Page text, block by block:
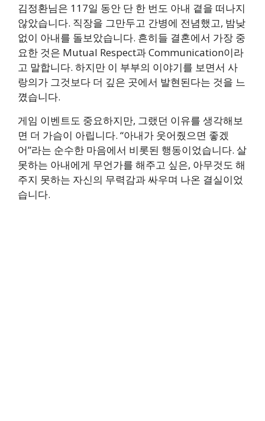
김정환님은 117일 동안 단 한 번도 아내 곁을 떠나지
않았습니다. 직장을 그만두고 간병에 전념했고, 밤낮
없이 아내를 돌보았습니다. 흔히들 결혼에서 가장 중
요한 것은 Mutual Respect과 Communication이라
고 말합니다. 하지만 이 부부의 이야기를 보면서 사
랑의가 그것보다 더 깊은 곳에서 발현된다는 것을 느
꼈습니다.
게임 이벤트도 중요하지만, 그랬던 이유를 생각해보
면 더 가슴이 아립니다. “아내가 웃어줬으면 좋겠
어”라는 순수한 마음에서 비롯된 행동이었습니다. 살
못하는 아내에게 무언가를 해주고 싶은, 아무것도 해
주지 못하는 자신의 무력감과 싸우며 나온 결실이었
습니다.